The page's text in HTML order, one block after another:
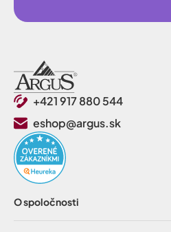
+421 917 880 544
eshop@argus.sk
O spoločnosti